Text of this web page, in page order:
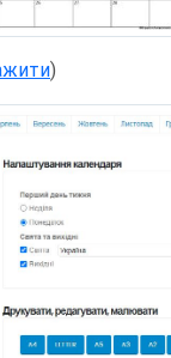
)